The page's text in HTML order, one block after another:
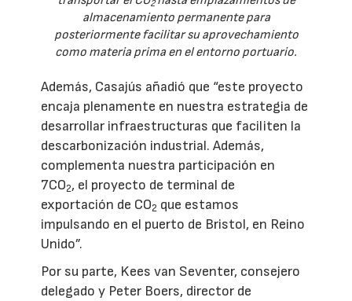
2
almacenamiento permanente para
posteriormente facilitar su aprovechamiento
como materia prima en el entorno portuario.
Además, Casajús añadió que “este proyecto
encaja plenamente en nuestra estrategia de
desarrollar infraestructuras que faciliten la
descarbonización industrial. Además,
complementa nuestra participación en
7CO2, el proyecto de terminal de
exportación de CO2 que estamos
impulsando en el puerto de Bristol, en Reino
Unido”.
Por su parte, Kees van Seventer, consejero
delegado y Peter Boers, director de